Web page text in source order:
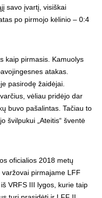
savo įvartį, visiškai
po pirmojo kėlinio – 0:4
kaip pirmasis. Kamuolys
atakas.
pasirodę žaidėjai.
vėliau pridėjo dar
buvo pašalintas. Tačiau to
švilpukui „Ateitis“ šventė
oficialios 2018 metų
varžovai pirmajame LFF
VRFS III lygos, kurie taip